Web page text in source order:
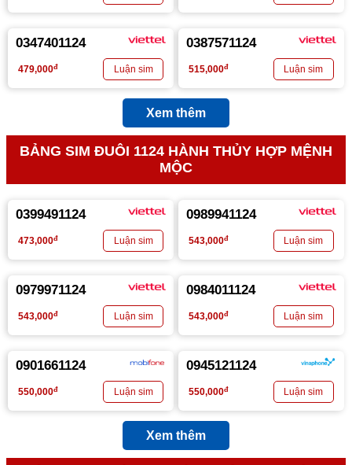
0347401124
479,000đ
0387571124
515,000đ
Xem thêm
BẢNG SIM ĐUÔI 1124 HÀNH THỦY HỢP MỆNH
MỘC
0399491124
473,000đ
0989941124
543,000đ
0979971124
543,000đ
0984011124
543,000đ
0901661124
550,000đ
0945121124
550,000đ
Xem thêm